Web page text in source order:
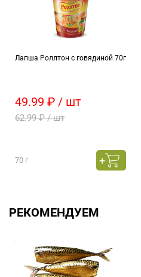
Лапша Роллтон с говядиной 70г
49.99 ₽ / шт
62.99 ₽ / шт
70 г
РЕКОМЕНДУЕМ